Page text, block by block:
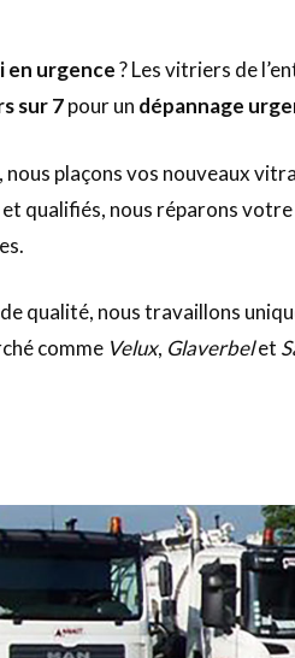
en urgence? Les vitriers de
sur 7pour un dépannage
nous plaçons vos nouveaux
qualifiés, nous réparons
qualité, nous travaillons
comme Velux, Glaverbelet